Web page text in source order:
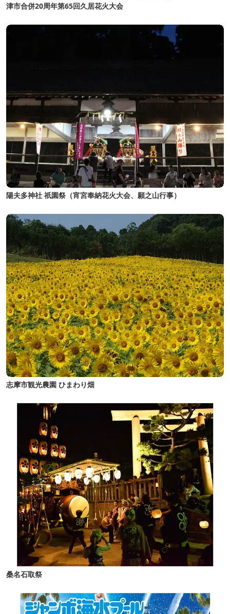
津市合併20周年第65回久居花火大会
陽夫多神社 祇園祭（宵宮奉納花火大会、願之山行事）
志摩市観光農園 ひまわり畑
桑名石取祭